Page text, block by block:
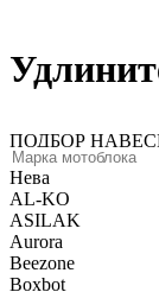
ПОДБОР
Нева
AL-KO
ASILAK
Aurora
Beezone
Boxbot